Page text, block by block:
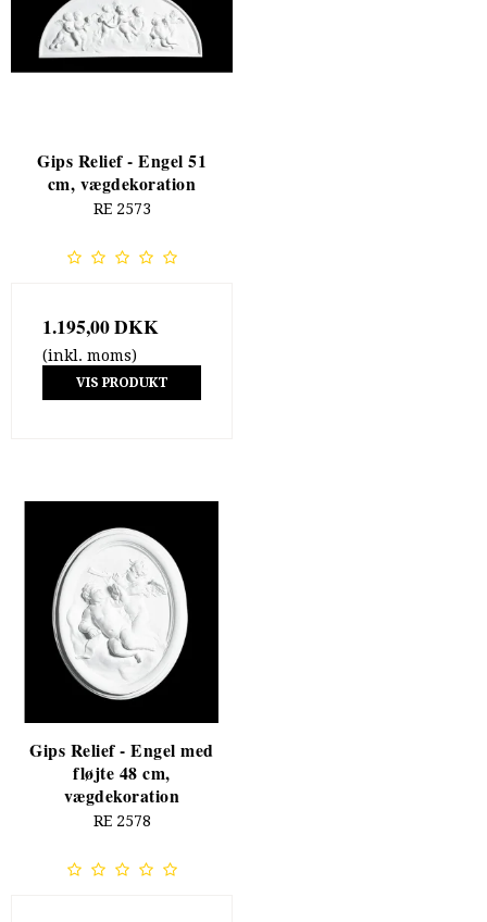
Gips Relief - Engel 51
cm, vægdekoration
RE 2573
1.195,00 DKK
(inkl. moms)
VIS PRODUKT
Gips Relief - Engel med
fløjte 48 cm,
vægdekoration
RE 2578